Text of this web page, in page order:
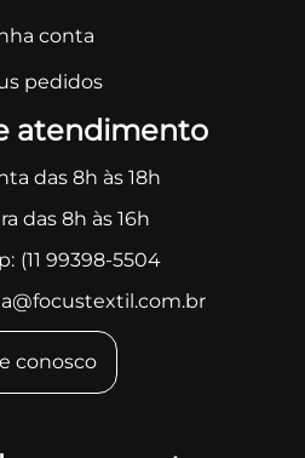
conta
pedidos
atendimento
das 8h às 18h
das 8h às 16h
(11 99398-5504
conosco